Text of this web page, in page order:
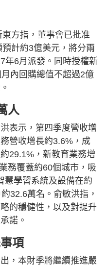
方指，董事會已批准
計約3億美元，將分兩
年6月派發。同時授權新
內回購總值不超過2億
人
表示，第四季度營收增
營收增長約3.6%，成
29.1%，新教育業務增
務覆蓋約60個城市，吸
慧學習系統及設備在約
32.6萬名。俞敏洪指，
的穩健性，以及對提升
諾。
項
，本財季將繼續推進嚴